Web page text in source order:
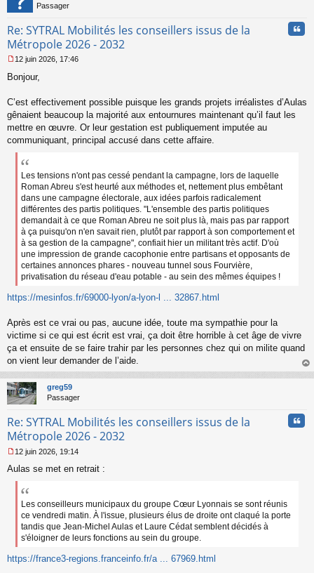
Passager
Re: SYTRAL Mobilités les conseillers issus de la
Métropole 2026 - 2032
e
s
a
g
e
n
o
12 juin 2026, 17:46
Bonjour,
C’est effectivement possible puisque les grands projets irréalistes d’Aulas
gênaient beaucoup la majorité aux entournures maintenant qu’il faut les
mettre en œuvre. Or leur gestation est publiquement imputée au
communiquant, principal accusé dans cette affaire.
Les tensions n'ont pas cessé pendant la campagne, lors de laquelle
Roman Abreu s'est heurté aux méthodes et, nettement plus embêtant
dans une campagne électorale, aux idées parfois radicalement
différentes des partis politiques. "L'ensemble des partis politiques
demandait à ce que Roman Abreu ne soit plus là, mais pas par rapport
à ça puisqu'on n'en savait rien, plutôt par rapport à son comportement et
à sa gestion de la campagne", confiait hier un militant très actif. D'où
une impression de grande cacophonie entre partisans et opposants de
certaines annonces phares - nouveau tunnel sous Fourvière,
privatisation du réseau d'eau potable - au sein des mêmes équipes !
https://mesinfos.fr/69000-lyon/a-lyon-l ... 32867.html
Après est ce vrai ou pas, aucune idée, toute ma sympathie pour la
victime si ce qui est écrit est vrai, ça doit être horrible à cet âge de vivre
ça et ensuite de se faire trahir par les personnes chez qui on milite quand
on vient leur demander de l’aide.
au
greg59
Passager
Re: SYTRAL Mobilités les conseillers issus de la
Métropole 2026 - 2032
e
s
n
l
12 juin 2026, 19:14
Aulas se met en retrait :
Les conseilleurs municipaux du groupe Cœur Lyonnais se sont réunis
ce vendredi matin. À l'issue, plusieurs élus de droite ont claqué la porte
tandis que Jean-Michel Aulas et Laure Cédat semblent décidés à
s'éloigner de leurs fonctions au sein du groupe.
https://france3-regions.franceinfo.fr/a ... 67969.html